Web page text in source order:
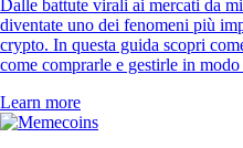
Dalle battute virali ai mercati da
diventate uno dei fenomeni più
crypto. In questa guida scopri
come comprarle e gestirle in
Learn more